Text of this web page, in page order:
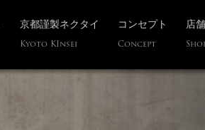
京都謹製ネクタイ
Kyoto KInsei
コンセプト
Concept
店